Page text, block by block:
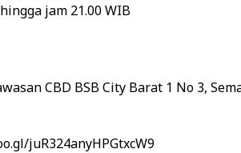
jam 21.00 WIB
CBD BSB City Barat 1 No 3,
juR324anyHPGtxcW9